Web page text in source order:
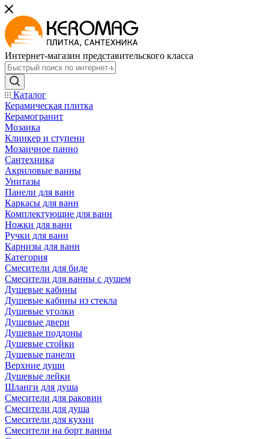
Интернет-магазин представительского класса
Каталог
Керамическая плитка
Керамогранит
Мозаика
Клинкер и ступени
Мозаичное панно
Сантехника
Акриловые ванны
Унитазы
Панели для ванн
Каркасы для ванн
Комплектующие для ванн
Ножки для ванн
Ручки для ванн
Карнизы для ванн
Категория
Смесители для биде
Смесители для ванны с душем
Душевые кабины
Душевые кабины из стекла
Душевые уголки
Душевые двери
Душевые поддоны
Душевые стойки
Душевые панели
Верхние души
Душевые лейки
Шланги для душа
Смесители для раковин
Смесители для душа
Смесители для кухни
Смесители на борт ванны